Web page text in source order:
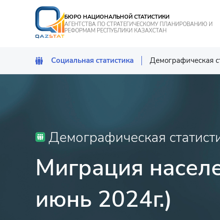
БЮРО НАЦИОНАЛЬНОЙ СТАТИСТИКИ
АГЕНТСТВА ПО СТРАТЕГИЧЕСКОМУ ПЛАНИРОВАНИЮ И
РЕФОРМАМ РЕСПУБЛИКИ КАЗАХСТАН
Социальная статистика Демографическая
Статистика
Демографическая
Миграция
июнь 2024г.)